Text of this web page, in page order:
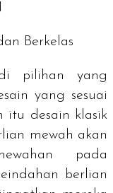
Berkelas
pilihan yang
yang sesuai
itu desain klasik
mewah akan
pada
berlian